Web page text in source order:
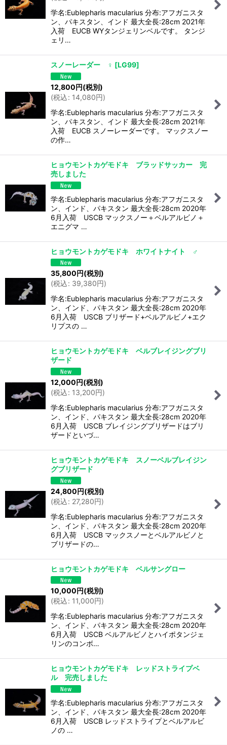
学名:Eublepharis macularius 分布:アフガニスタ
ン、パキスタン、インド 最大全長:28cm 2021年
入荷 EUCB WYタンジェリンベルです。 タンジ
ェリ…
スノーレーダー ♀ [LG99]
12,800円(税別)
(税込: 14,080円)
学名:Eublepharis macularius 分布:アフガニスタ
ン、パキスタン、インド 最大全長:28cm 2021年
入荷 EUCB スノーレーダーです。 マックスノー
の作…
ヒョウモントカゲモドキ ブラッドサッカー 完
売しました
学名:Eublepharis macularius 分布:アフガニスタ
ン、インド、パキスタン 最大全長:28cm 2020年
6月入荷 USCB マックスノー＋ベルアルビノ＋
エニグマ …
ヒョウモントカゲモドキ ホワイトナイト ♂
35,800円(税別)
(税込: 39,380円)
学名:Eublepharis macularius 分布:アフガニスタ
ン、インド、パキスタン 最大全長:28cm 2020年
6月入荷 USCB ブリザード+ベルアルビノ+エク
リプスの …
ヒョウモントカゲモドキ ベルブレイジングブリ
ザード
12,000円(税別)
(税込: 13,200円)
学名:Eublepharis macularius 分布:アフガニスタ
ン、インド、パキスタン 最大全長:28cm 2020年
6月入荷 USCB ブレイジングブリザードはブリ
ザードといづ…
ヒョウモントカゲモドキ スノーベルブレイジン
グブリザード
24,800円(税別)
(税込: 27,280円)
学名:Eublepharis macularius 分布:アフガニスタ
ン、インド、パキスタン 最大全長:28cm 2020年
6月入荷 USCB マックスノーとベルアルビノと
ブリザードの…
ヒョウモントカゲモドキ ベルサングロー
10,000円(税別)
(税込: 11,000円)
学名:Eublepharis macularius 分布:アフガニスタ
ン、インド、パキスタン 最大全長:28cm 2020年
6月入荷 USCB ベルアルビノとハイポタンジェ
リンのコンボ…
ヒョウモントカゲモドキ レッドストライプベ
ル 完売しました
学名:Eublepharis macularius 分布:アフガニスタ
ン、インド、パキスタン 最大全長:28cm 2020年
6月入荷 USCB レッドストライプとベルアルビ
ノの …